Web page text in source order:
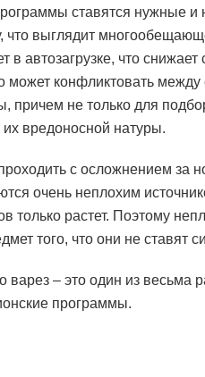
ставятся нужные и
что выглядит
в автозагрузке, что снижает
может конфликтовать
причем не только для
вредоносной натуры.
проходить с осложнением
очень неплохим
только растет. Поэтому
того, что они не ставят
варез – это один из весьма
программы.